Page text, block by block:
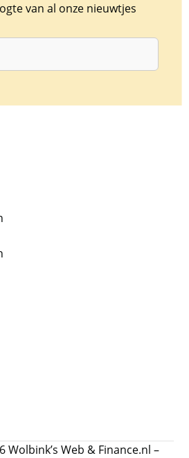
van al onze nieuwtjes
Wolbink’s Web & Finance.nl –